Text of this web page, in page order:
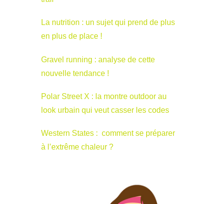
La nutrition : un sujet qui prend de plus
en plus de place !
Gravel running : analyse de cette
nouvelle tendance !
Polar Street X : la montre outdoor au
look urbain qui veut casser les codes
Western States : comment se préparer
à l’extrême chaleur ?